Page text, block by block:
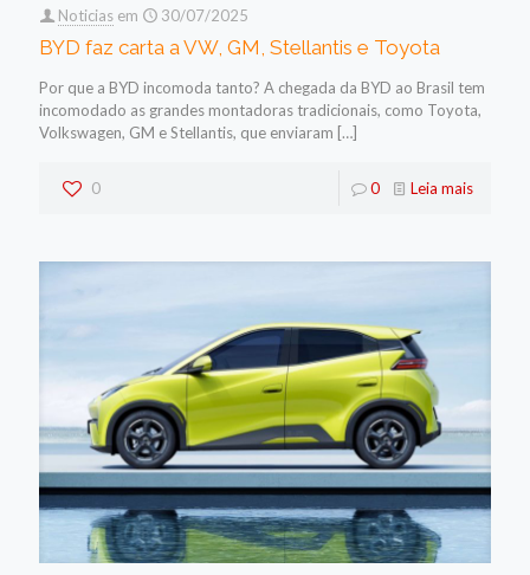
Noticias em 30/07/2025
BYD faz carta a VW, GM, Stellantis e Toyota
Por que a BYD incomoda tanto? A chegada da BYD ao Brasil tem
incomodado as grandes montadoras tradicionais, como Toyota,
Volkswagen, GM e Stellantis, que enviaram […]
0 0 Leia mais